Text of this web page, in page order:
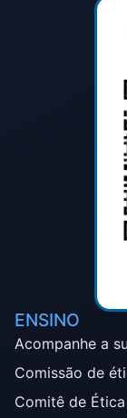
ENSINO
Acompanhe a
Comissão de
Comitê de